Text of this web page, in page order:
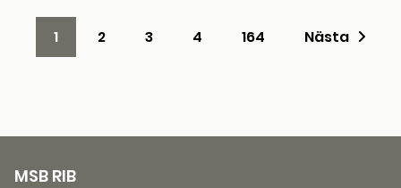
1 2 3 4 164 Nästa
MSB RIB